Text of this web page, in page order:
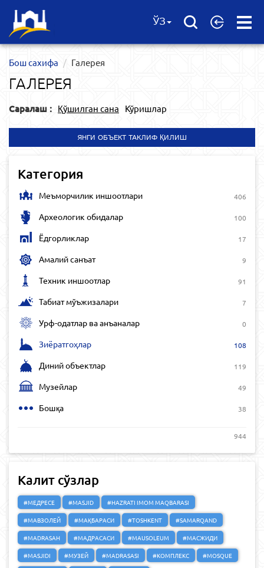
Open
ЎЗ
Бош сахифа Галерея
ГАЛЕРЕЯ
Саралаш : Қўшилган сана Кўришлар
ЯНГИ ОБЪЕКТ ТАКЛИФ ҚИЛИШ
Категория
Меъморчилик иншоотлари 406
Археологик обидалар 100
Ёдгорликлар 17
Амалий санъат 9
Техник иншоотлар 91
Табиат мўъжизалари 7
Урф-одатлар ва анъаналар 0
Зиёратгоҳлар 108
Диний объектлар 119
Музейлар 49
Бошқа 38
944
Калит сўзлар
#МЕДРЕСЕ #MASJID
#HAZRATI IMOM MAQBARASI
#МАВЗОЛЕЙ
#МАҚБАРАСИ #TOSHKENT
#SAMARQAND
#MADRASAH
#МАДРАСАСИ #MAUSOLEUM
#МАСЖИДИ
#MASJIDI
#МУЗЕЙ #MADRASASI #КОМПЛЕКС
#MOSQUE